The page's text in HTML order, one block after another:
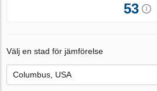
53
Välj en stad för jämförelse